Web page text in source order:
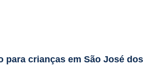
para crianças em São José dos